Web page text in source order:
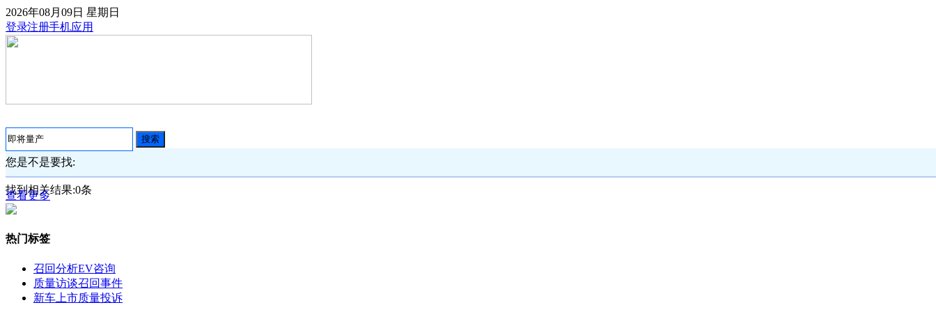
2026年08月09日 星期日
登录注册手机应用
搜索
您是不是要找:
找到相关结果:0条
查看更多
热门标签
召回分析EV咨询
质量访谈召回事件
新车上市质量投诉